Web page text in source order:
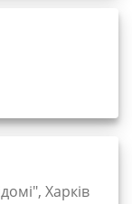
Харків